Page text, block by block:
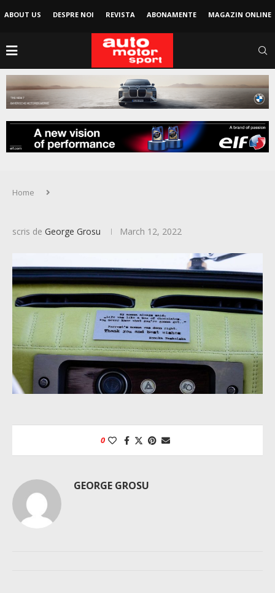
ABOUT US DESPRE NOI REVISTA ABONAMENTE MAGAZIN ONLINE
Home
scris de George Grosu March 12, 2022
0
GEORGE GROSU